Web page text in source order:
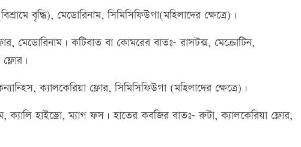
বৃদ্ধি), মেডোরিনাম, সিমিসিফিউগা(মহিলাদের ক্ষেত্রে)।
মেডোরিনাম। কটিবাত বা কোমরের বাতঃ- রাসটক্স, মেক্রোটিন,
ফ্লোর।
ক্যালকেরিয়া ফ্লোর, সিমিসিফিউগা (মহিলাদের ক্ষেত্রে)।
ক্যালি হাইড্রো, ম্যাগ ফস। হাতের কবজির বাতঃ- রুটা, ক্যালকেরিয়া ফ্লোর,